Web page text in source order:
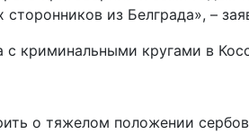
из Белграда», –
криминальными кругами в
о тяжелом положении